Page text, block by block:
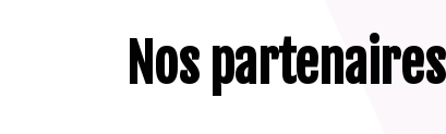
Nos partenaires